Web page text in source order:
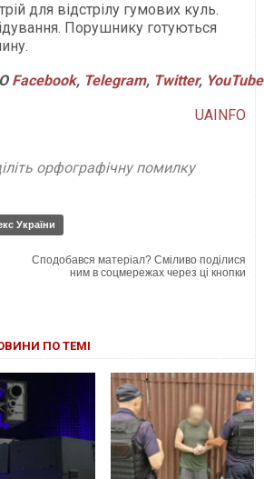
для відстрілу гумових куль.
Порушнику готуються
Facebook, Telegram, Twitter, YouTube
UAINFO
орфографічну помилку
України
Сподобався матеріал? Сміливо поділися
ним в соцмережах через ці кнопки
ПО ТЕМІ